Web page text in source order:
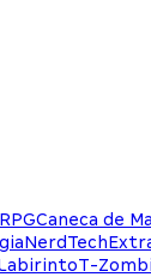
Caneca de
NerdTech
T-